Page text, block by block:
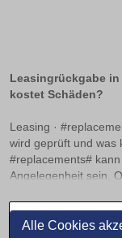
Alle Cookies
Leasingrückgabe
kostet Schäden?
Leasing ·
wird geprüft und was
#replacements#
Angelegenheit sein.
Rückgabe genau
Schäden entstehen
welche